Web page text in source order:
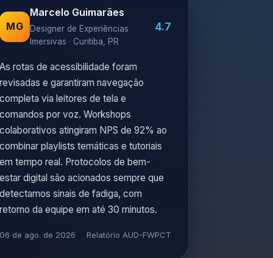
MG
Marcelo Guimarães
Designer de Experiências
Imersivas · Curitiba, PR
4.7
As rotas de acessibilidade foram
revisadas e garantiram navegação
completa via leitores de tela e
comandos por voz. Workshops
colaborativos atingiram NPS de 92% ao
combinar playlists temáticas e tutoriais
em tempo real. Protocolos de bem-
estar digital são acionados sempre que
detectamos sinais de fadiga, com
retorno da equipe em até 30 minutos.
06 de ago. de 2026 Relatório AUD-FWPCT